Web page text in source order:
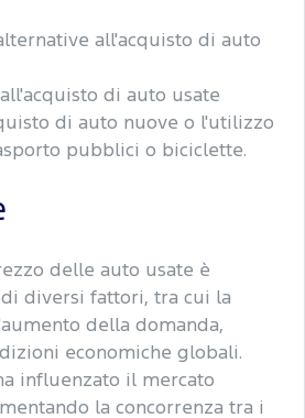
all'acquisto di auto
di auto usate
di auto nuove o l'utilizzo
pubblici o biciclette.
delle auto usate è
di diversi fattori, tra cui la
della domanda,
economiche globali.
influenzato il mercato
la concorrenza tra i